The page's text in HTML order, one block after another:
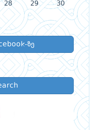
28 29 30
ზე